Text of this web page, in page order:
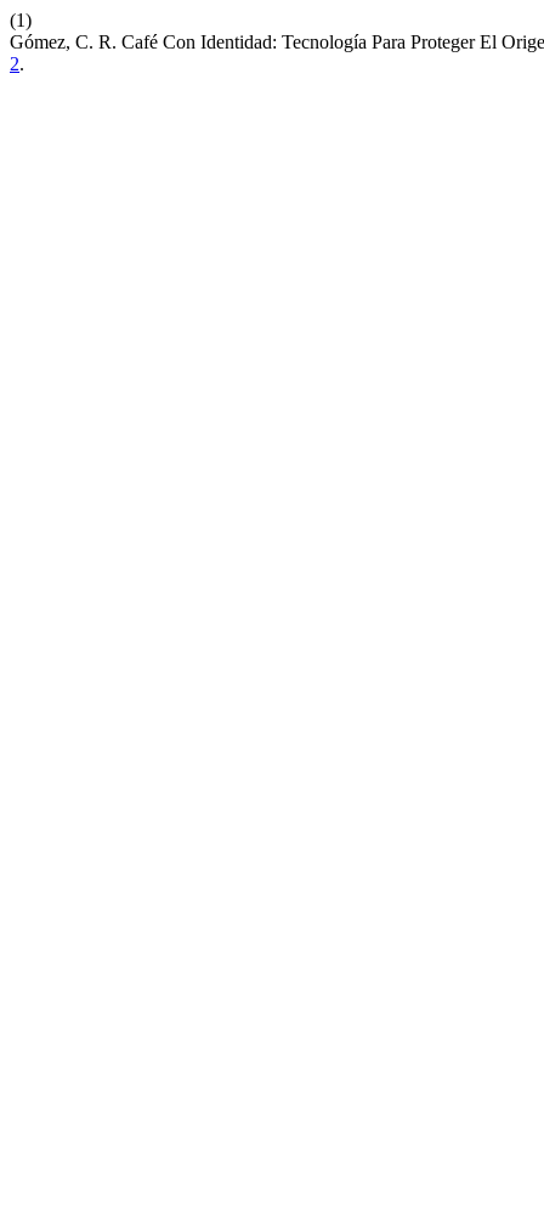
(1)
Gómez, C. R. Café Con Identidad: Tecnología Para Proteger El
2.